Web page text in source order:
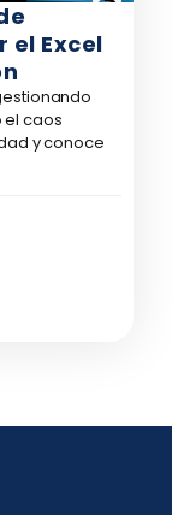
el Excel
el caos
y conoce